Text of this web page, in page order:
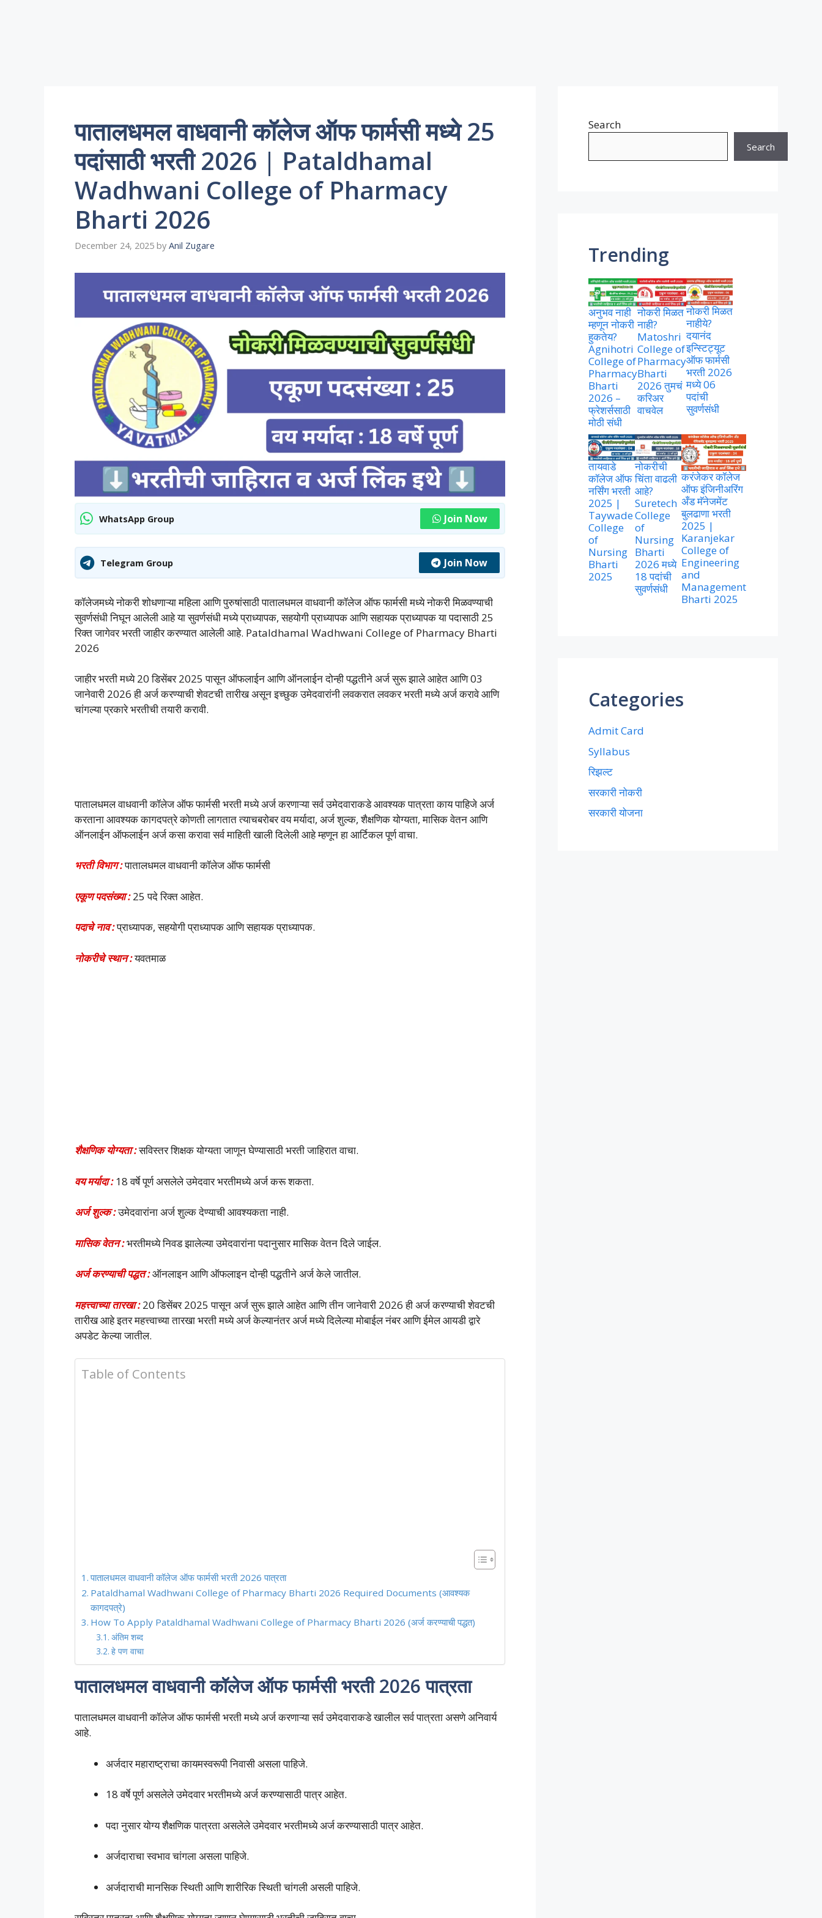
पातालधमल वाधवानी कॉलेज ऑफ फार्मसी मध्ये 25
पदांसाठी भरती 2026 | Pataldhamal
Wadhwani College of Pharmacy
Bharti 2026
December 24, 2025 by Anil Zugare
WhatsApp Group Join Now
Telegram Group Join Now
कॉलेजमध्ये नोकरी शोधणाऱ्या महिला आणि पुरुषांसाठी पातालधमल वाधवानी कॉलेज ऑफ फार्मसी मध्ये नोकरी मिळवण्याची
सुवर्णसंधी निघून आलेली आहे या सुवर्णसंधी मध्ये प्राध्यापक, सहयोगी प्राध्यापक आणि सहायक प्राध्यापक या पदासाठी 25
रिक्त जागेवर भरती जाहीर करण्यात आलेली आहे. Pataldhamal Wadhwani College of Pharmacy Bharti
2026
जाहीर भरती मध्ये 20 डिसेंबर 2025 पासून ऑफलाईन आणि ऑनलाईन दोन्ही पद्धतीने अर्ज सुरू झाले आहेत आणि 03
जानेवारी 2026 ही अर्ज करण्याची शेवटची तारीख असून इच्छुक उमेदवारांनी लवकरात लवकर भरती मध्ये अर्ज करावे आणि
चांगल्या प्रकारे भरतीची तयारी करावी.
पातालधमल वाधवानी कॉलेज ऑफ फार्मसी भरती मध्ये अर्ज करणाऱ्या सर्व उमेदवाराकडे आवश्यक पात्रता काय पाहिजे अर्ज
करताना आवश्यक कागदपत्रे कोणती लागतात त्याचबरोबर वय मर्यादा, अर्ज शुल्क, शैक्षणिक योग्यता, मासिक वेतन आणि
ऑनलाईन ऑफलाईन अर्ज कसा करावा सर्व माहिती खाली दिलेली आहे म्हणून हा आर्टिकल पूर्ण वाचा.
भरती विभाग :पातालधमल वाधवानी कॉलेज ऑफ फार्मसी
एकूण पदसंख्या :25 पदे रिक्त आहेत.
पदाचे नाव :प्राध्यापक, सहयोगी प्राध्यापक आणि सहायक प्राध्यापक.
नोकरीचे स्थान :यवतमाळ
शैक्षणिक योग्यता :सविस्तर शिक्षक योग्यता जाणून घेण्यासाठी भरती जाहिरात वाचा.
वय मर्यादा :18 वर्षे पूर्ण असलेले उमेदवार भरतीमध्ये अर्ज करू शकता.
अर्ज शुल्क :उमेदवारांना अर्ज शुल्क देण्याची आवश्यकता नाही.
मासिक वेतन :भरतीमध्ये निवड झालेल्या उमेदवारांना पदानुसार मासिक वेतन दिले जाईल.
अर्ज करण्याची पद्धत :ऑनलाइन आणि ऑफलाइन दोन्ही पद्धतीने अर्ज केले जातील.
महत्त्वाच्या तारखा :20 डिसेंबर 2025 पासून अर्ज सुरू झाले आहेत आणि तीन जानेवारी 2026 ही अर्ज करण्याची शेवटची
तारीख आहे इतर महत्त्वाच्या तारखा भरती मध्ये अर्ज केल्यानंतर अर्ज मध्ये दिलेल्या मोबाईल नंबर आणि ईमेल आयडी द्वारे
अपडेट केल्या जातील.
Table of Contents
पातालधमल वाधवानी कॉलेज ऑफ फार्मसी भरती 2026 पात्रता
Pataldhamal Wadhwani College of Pharmacy Bharti 2026 Required Documents (आवश्यक
कागदपत्रे)
How To Apply Pataldhamal Wadhwani College of Pharmacy Bharti 2026 (अर्ज करण्याची पद्धत)
अंतिम शब्द
हे पण वाचा
पातालधमल वाधवानी कॉलेज ऑफ फार्मसी भरती 2026 पात्रता
पातालधमल वाधवानी कॉलेज ऑफ फार्मसी भरती मध्ये अर्ज करणाऱ्या सर्व उमेदवाराकडे खालील सर्व पात्रता असणे अनिवार्य
आहे.
अर्जदार महाराष्ट्राचा कायमस्वरूपी निवासी असला पाहिजे.
18 वर्षे पूर्ण असलेले उमेदवार भरतीमध्ये अर्ज करण्यासाठी पात्र आहेत.
पदा नुसार योग्य शैक्षणिक पात्रता असलेले उमेदवार भरतीमध्ये अर्ज करण्यासाठी पात्र आहेत.
अर्जदाराचा स्वभाव चांगला असला पाहिजे.
अर्जदाराची मानसिक स्थिती आणि शारीरिक स्थिती चांगली असली पाहिजे.
Search
Search
Trending
अनुभव नाही
म्हणून नोकरी
हुकतेय?
Agnihotri
College of
Pharmacy
Bharti
2026 –
फ्रेशर्ससाठी
मोठी संधी
नोकरी मिळत
नाही?
Matoshri
College of
Pharmacy
Bharti
2026 तुमचं
करिअर
वाचवेल
नोकरी मिळत
नाहीये?
दयानंद
इन्स्टिट्यूट
ऑफ फार्मसी
भरती 2026
मध्ये 06
पदांची
सुवर्णसंधी
तायवाडे
कॉलेज ऑफ
नर्सिंग भरती
2025 |
Taywade
College
of
Nursing
Bharti
2025
नोकरीची
चिंता वाढली
आहे?
Suretech
College
of
Nursing
Bharti
2026 मध्ये
18 पदांची
सुवर्णसंधी
करंजेकर कॉलेज
ऑफ इंजिनीअरिंग
अँड मॅनेजमेंट
बुलढाणा भरती
2025 |
Karanjekar
College of
Engineering
and
Management
Bharti 2025
Categories
Admit Card
Syllabus
रिझल्ट
सरकारी नोकरी
सरकारी योजना